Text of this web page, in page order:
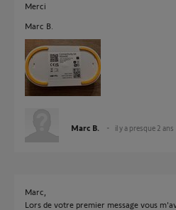
Merci
Marc B.
Marc B. il y a presque 2 ans
Marc,
Lors de votre premier message vous